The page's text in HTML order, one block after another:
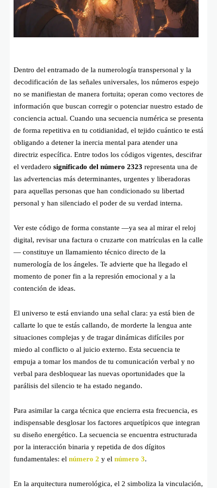
Dentro del entramado de la numerología transpersonal y la
decodificación de las señales universales, los números espejo
no se manifiestan de manera fortuita; operan como vectores de
información que buscan corregir o potenciar nuestro estado de
conciencia actual. Cuando una secuencia numérica se presenta
de forma repetitiva en tu cotidianidad, el tejido cuántico te está
obligando a detener la inercia mental para atender una
directriz específica. Entre todos los códigos vigentes, descifrar
el verdadero significado del número 2323 representa una de
las advertencias más determinantes, urgentes y liberadoras
para aquellas personas que han condicionado su libertad
personal y han silenciado el poder de su verdad interna.
Ver este código de forma constante —ya sea al mirar el reloj
digital, revisar una factura o cruzarte con matrículas en la calle
— constituye un llamamiento técnico directo de la
numerología de los ángeles. Te advierte que ha llegado el
momento de poner fin a la represión emocional y a la
contención de ideas.
El universo te está enviando una señal clara: ya está bien de
callarte lo que te estás callando, de morderte la lengua ante
situaciones complejas y de tragar dinámicas difíciles por
miedo al conflicto o al juicio externo. Esta secuencia te
empuja a tomar los mandos de tu comunicación verbal y no
verbal para desbloquear las nuevas oportunidades que la
parálisis del silencio te ha estado negando.
Para asimilar la carga técnica que encierra esta frecuencia, es
indispensable desglosar los factores arquetípicos que integran
su diseño energético. La secuencia se encuentra estructurada
por la interacción binaria y repetida de dos dígitos
fundamentales: el número 2 y el número 3.
En la arquitectura numerológica, el 2 simboliza la vinculación,